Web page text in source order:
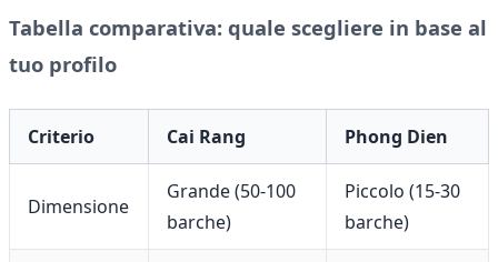
Tabella comparativa: quale scegliere in base al
tuo profilo
Criterio Cai Rang Phong Dien
Dimensione
Grande (50-100
barche)
Piccolo (15-30
barche)